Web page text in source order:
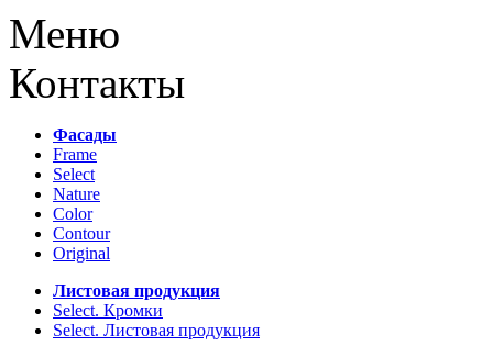
Меню
Контакты
Фасады
Frame
Select
Nature
Color
Contour
Original
Листовая продукция
Select. Кромки
Select. Листовая продукция